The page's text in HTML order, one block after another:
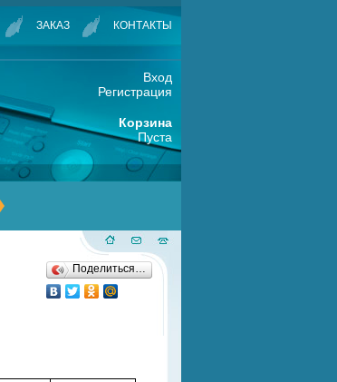
ЗАКАЗ КОНТАКТЫ
Вход
Регистрация
Корзина
Пуста
Поделиться…